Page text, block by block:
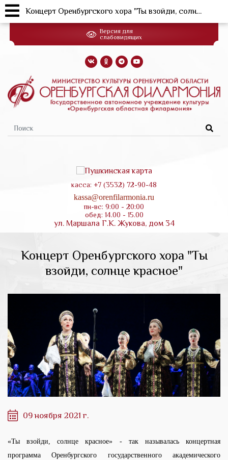
Перейти
основному
Форма
поиска
касса: +7 (3532) 72-90-48
kassa@orenfilarmonia.ru
пн-вс: 9:00 - 20:00
обед: 14.00 - 15.00
ул. Маршала Г.К. Жукова, дом 34
Версия для
слабовидящих
Концерт Оренбургского хора "Ты
взойди, солнце красное"
09 ноября 2021 г.
«Ты взойди, солнце красное» - так называлась концертная
программа Оренбургского государственного академического
Концерт Оренбургского хора "Ты взойди, солнце красное"